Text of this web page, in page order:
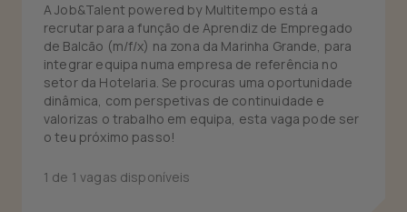
A Job&Talent powered by Multitempo está a
recrutar para a função de Aprendiz de Empregado
de Balcão (m/f/x) na zona da Marinha Grande, para
integrar equipa numa empresa de referência no
setor da Hotelaria. Se procuras uma oportunidade
dinâmica, com perspetivas de continuidade e
valorizas o trabalho em equipa, esta vaga pode ser
o teu próximo passo!
1 de 1 vagas disponíveis